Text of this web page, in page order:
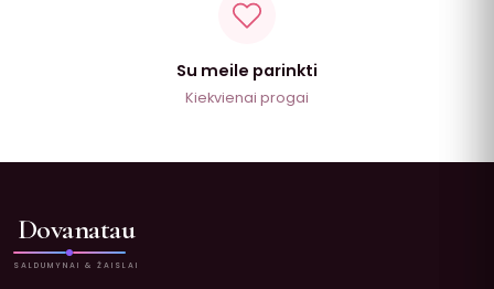
Su meile parinkti
Kiekvienai progai
Dovanatau
SALDUMYNAI & ŽAISLAI